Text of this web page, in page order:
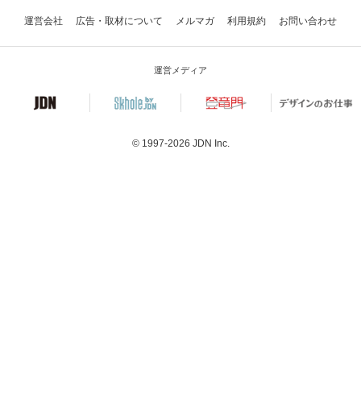
運営会社 広告・取材について メルマガ 利用規約 お問い合わせ
運営メディア
© 1997-2026 JDN Inc.